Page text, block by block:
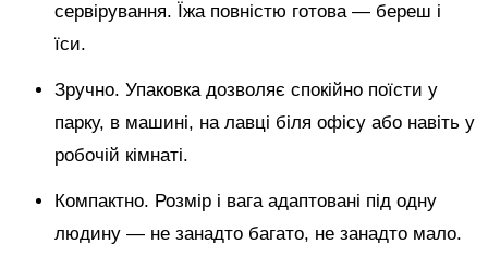
сервірування. Їжа повністю готова — береш і
їси.
Зручно. Упаковка дозволяє спокійно поїсти у
парку, в машині, на лавці біля офісу або навіть у
робочій кімнаті.
Компактно. Розмір і вага адаптовані під одну
людину — не занадто багато, не занадто мало.